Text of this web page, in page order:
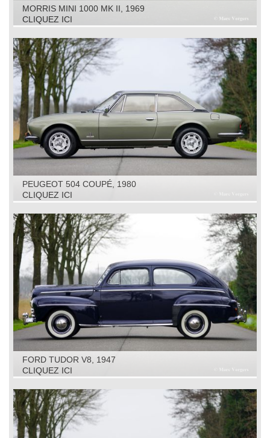
MORRIS MINI 1000 MK II, 1969
CLIQUEZ ICI
PEUGEOT 504 COUPÉ, 1980
CLIQUEZ ICI
FORD TUDOR V8, 1947
CLIQUEZ ICI